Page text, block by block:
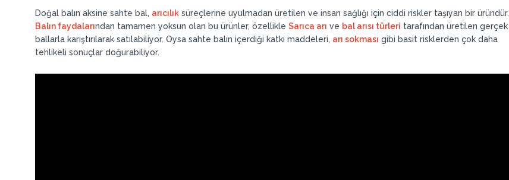
Doğal balın aksine sahte bal, arıcılıksüreçlerine uyulmadan üretilen ve insan sağlığı için ciddi riskler taşıyan bir üründür.
Balın faydalarından tamamen yoksun olan bu ürünler, özellikle Sarıca arı ve bal arısı türleri tarafından üretilen gerçek
ballarla karıştırılarak satılabiliyor. Oysa sahte balın içerdiği katkı maddeleri, arı sokması gibi basit risklerden çok daha
tehlikeli sonuçlar doğurabiliyor.